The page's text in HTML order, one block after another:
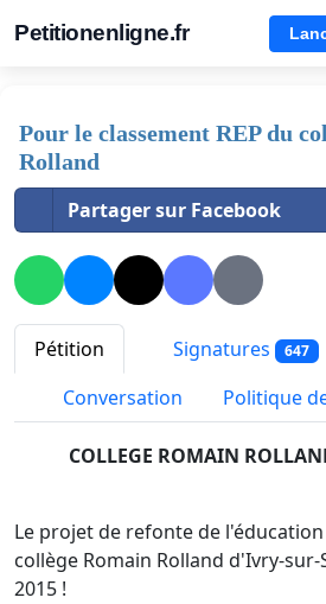
Petitionenligne.fr
Pour le classement REP du
Rolland
Partager sur Facebook
Pétition Signatures 647
Conversation Politique
COLLEGE ROMAIN
Le projet de refonte de
collège Romain Rolland d'Ivry-
2015 !